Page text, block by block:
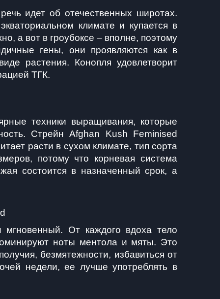
идет об отечественных широтах.
климате и купается в
а вот в гроубоксе – вполне, поэтому
гены, они проявляются как в
растения. Конопля удовлетворит
ТГК.
техники выращивания, которые
Стрейн Afghan Kush Feminised
расти в сухом климате, тип сорта
потому что корневая система
состоится в назначенный срок, а
мгновенный. От каждого вдоха тело
ноты ментола и мяты. Это
безмятежности, избавиться от
недели, ее лучше употреблять в